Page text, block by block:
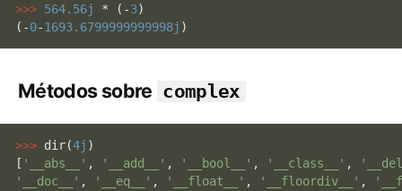
>>> 564.56j * (-3)
(-0-1693.6799999999998j )
Métodos sobre complex
>>> dir(4j )
[ '__abs__' , '__add__' , '__bool__' , '__class__' ,
'__doc__' , '__eq__' , '__float__' , '__floordiv__' ,